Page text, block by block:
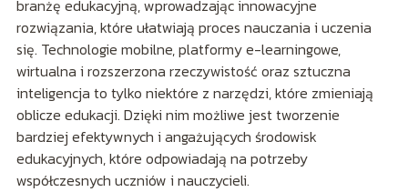
branżę edukacyjną, wprowadzając innowacyjne
rozwiązania, które ułatwiają proces nauczania i uczenia
się. Technologie mobilne, platformy e-learningowe,
wirtualna i rozszerzona rzeczywistość oraz sztuczna
inteligencja to tylko niektóre z narzędzi, które zmieniają
oblicze edukacji. Dzięki nim możliwe jest tworzenie
bardziej efektywnych i angażujących środowisk
edukacyjnych, które odpowiadają na potrzeby
współczesnych uczniów i nauczycieli.